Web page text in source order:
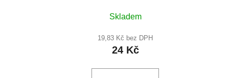
hodnocení
produktu
je
Skladem
19,83 Kč bez DPH
24 Kč